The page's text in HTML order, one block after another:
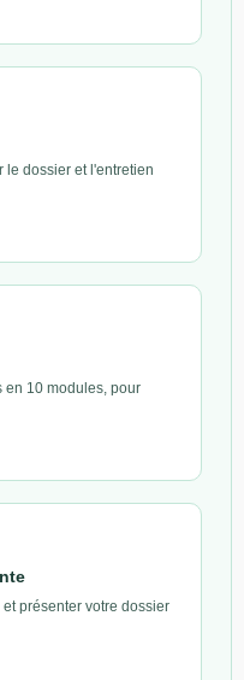
le dossier et l'entretien
en 10 modules, pour
présenter votre dossier